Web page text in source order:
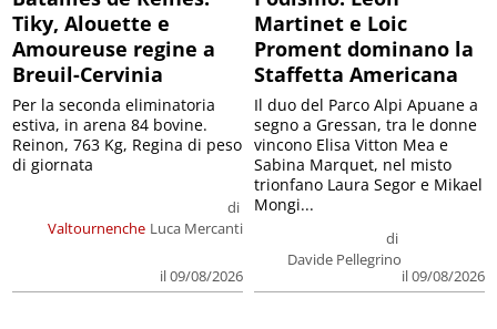
Tiky, Alouette e
Amoureuse regine a
Breuil-Cervinia
Valtournenche
di
Luca Mercanti
il 09/08/2026
Per la seconda eliminatoria
estiva, in arena 84 bovine.
Reinon, 763 Kg, Regina di peso
di giornata
Martinet e Loic
Proment dominano la
Staffetta Americana
di
Davide Pellegrino
il 09/08/2026
Il duo del Parco Alpi Apuane a
segno a Gressan, tra le donne
vincono Elisa Vitton Mea e
Sabina Marquet, nel misto
trionfano Laura Segor e Mikael
Mongi...